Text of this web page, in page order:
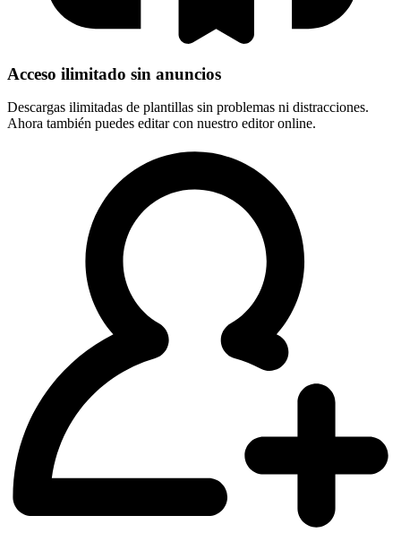
Acceso ilimitado sin anuncios
Descargas ilimitadas de plantillas sin problemas ni distracciones.
Ahora también puedes editar con nuestro editor online.